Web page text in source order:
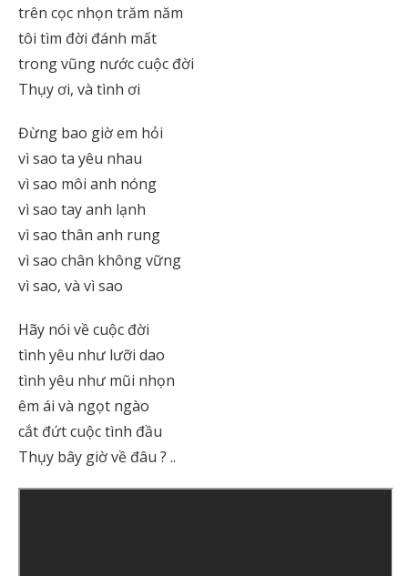
trên cọc nhọn trăm năm
tôi tìm đời đánh mất
trong vũng nước cuộc đời
Thụy ơi, và tình ơi
Đừng bao giờ em hỏi
vì sao ta yêu nhau
vì sao môi anh nóng
vì sao tay anh lạnh
vì sao thân anh rung
vì sao chân không vững
vì sao, và vì sao
Hãy nói về cuộc đời
tình yêu như lưỡi dao
tình yêu như mũi nhọn
êm ái và ngọt ngào
cắt đứt cuộc tình đầu
Thụy bây giờ về đâu ? ..